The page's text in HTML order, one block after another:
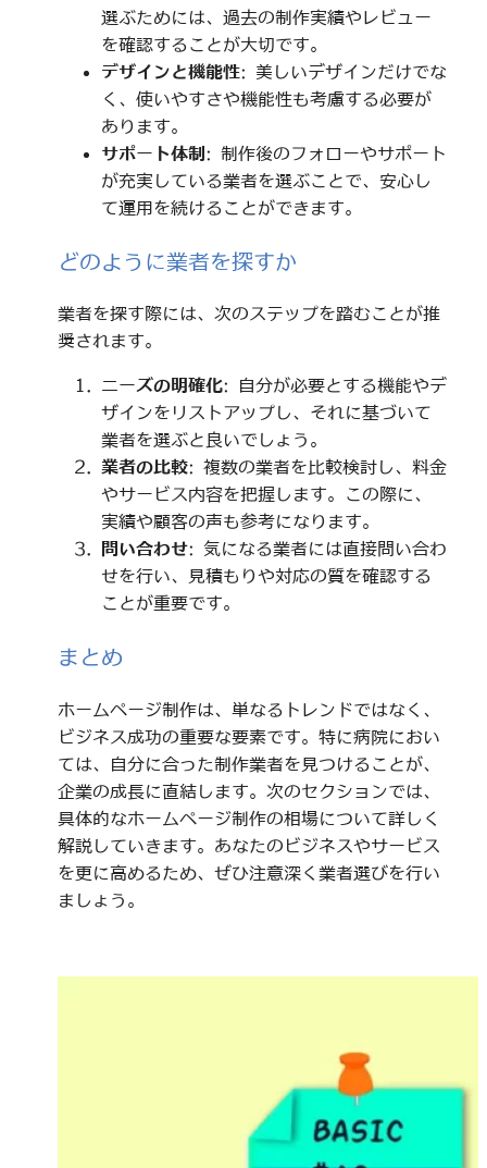
選ぶためには、過去の制作実績やレビュー
を確認することが大切です。
デザインと機能性: 美しいデザインだけでな
く、使いやすさや機能性も考慮する必要が
あります。
サポート体制 : 制作後のフォローやサポート
が充実している業者を選ぶことで、安心し
て運用を続けることができます。
どのように業者を探すか
業者を探す際には、次のステップを踏むことが推
奨されます。
ニーズの明確化: 自分が必要とする機能やデ
ザインをリストアップし、それに基づいて
業者を選ぶと良いでしょう。
業者の比較: 複数の業者を比較検討し、料金
やサービス内容を把握します。この際に、
実績や顧客の声も参考になります。
問い合わせ: 気になる業者には直接問い合わ
せを行い、見積もりや対応の質を確認する
ことが重要です。
まとめ
ホームページ制作は、単なるトレンドではなく、
ビジネス成功の重要な要素です。特に病院におい
ては、自分に合った制作業者を見つけることが、
企業の成長に直結します。次のセクションでは、
具体的なホームページ制作の相場について詳しく
解説していきます。あなたのビジネスやサービス
を更に高めるため、ぜひ注意深く業者選びを行い
ましょう。